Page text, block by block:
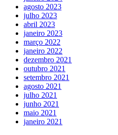
agosto 2023
julho 2023
abril 2023
janeiro 2023
março 2022
janeiro 2022
dezembro 2021
outubro 2021
setembro 2021
agosto 2021
julho 2021
junho 2021
maio 2021
janeiro 2021